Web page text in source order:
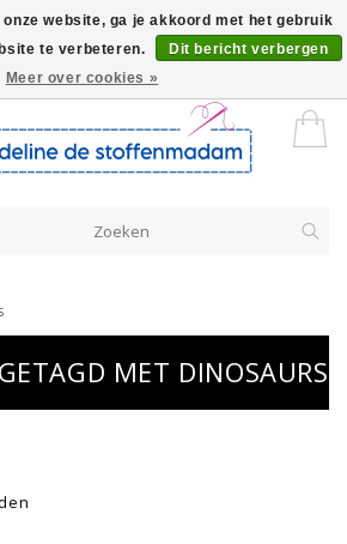
stoffen worden verkocht per 10 cm.
MET DINOSAURS
website, ga je akkoord met het gebruik
te verbeteren.
Dit bericht verbergen
Meer over cookies »